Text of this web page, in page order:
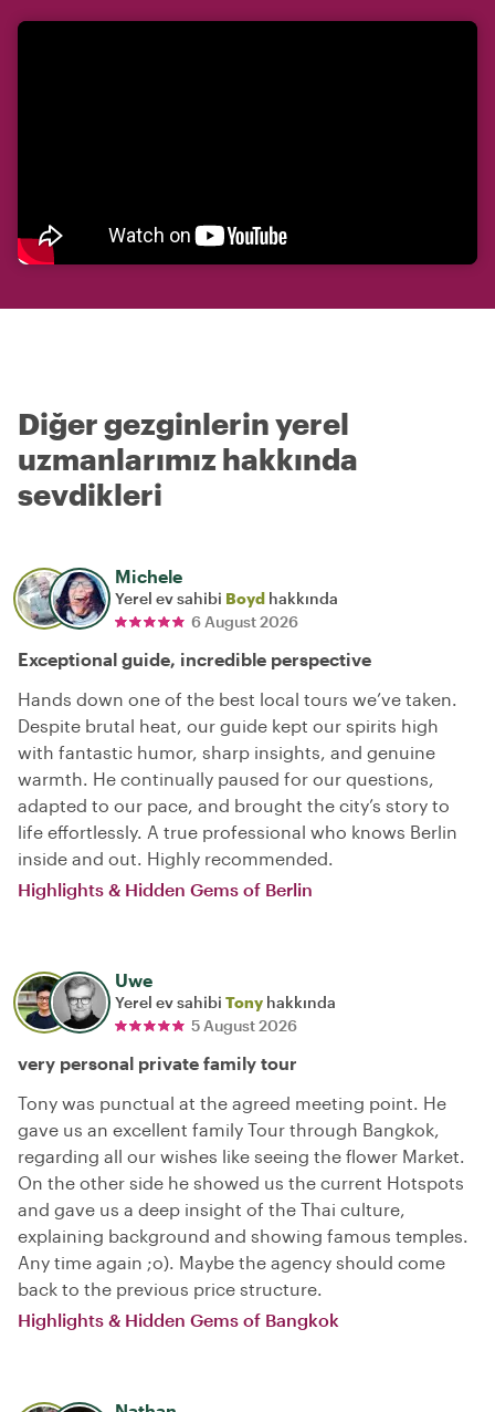
Diğer gezginlerin yerel
uzmanlarımız hakkında
sevdikleri
Michele
Yerel ev sahibi Boyd hakkında
6 August 2026
Exceptional guide, incredible perspective
Hands down one of the best local tours we’ve taken.
Despite brutal heat, our guide kept our spirits high
with fantastic humor, sharp insights, and genuine
warmth. He continually paused for our questions,
adapted to our pace, and brought the city’s story to
life effortlessly. A true professional who knows Berlin
inside and out. Highly recommended.
Highlights & Hidden Gems of Berlin
Uwe
Yerel ev sahibi Tony hakkında
5 August 2026
very personal private family tour
Tony was punctual at the agreed meeting point. He
gave us an excellent family Tour through Bangkok,
regarding all our wishes like seeing the flower Market.
On the other side he showed us the current Hotspots
and gave us a deep insight of the Thai culture,
explaining background and showing famous temples.
Any time again ;o). Maybe the agency should come
back to the previous price structure.
Highlights & Hidden Gems of Bangkok